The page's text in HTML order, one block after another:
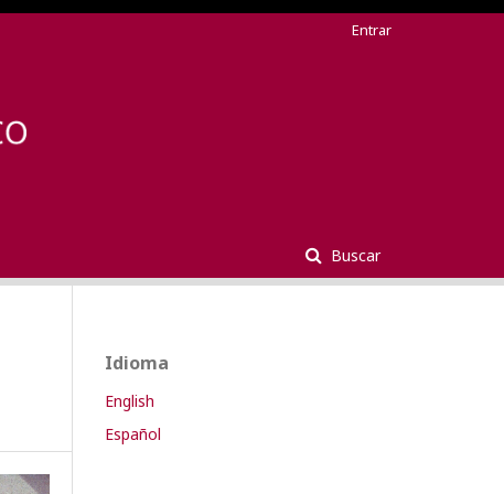
Buscar
Entrar
Idioma
English
Español